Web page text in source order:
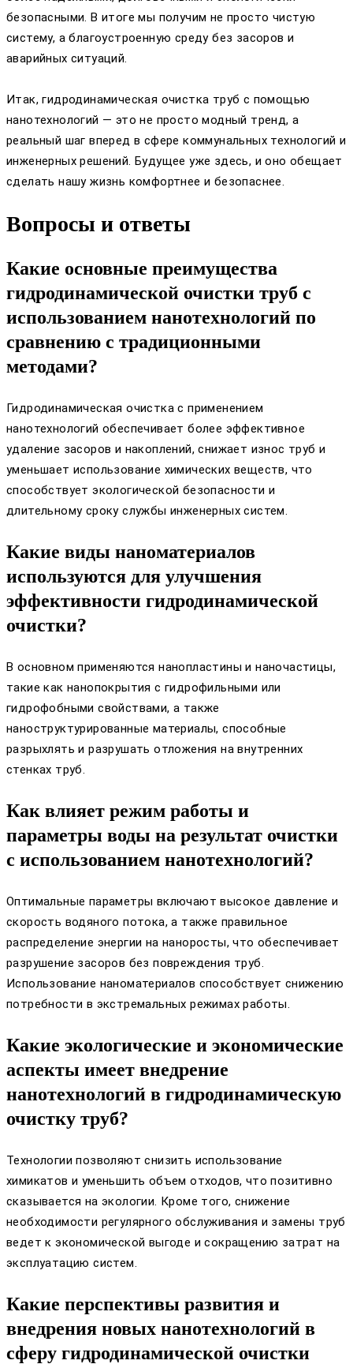
безопасными. В итоге мы получим не просто чистую
систему, а благоустроенную среду без засоров и
аварийных ситуаций.
Итак, гидродинамическая очистка труб с помощью
нанотехнологий — это не просто модный тренд, а
реальный шаг вперед в сфере коммунальных технологий и
инженерных решений. Будущее уже здесь, и оно обещает
сделать нашу жизнь комфортнее и безопаснее.
Вопросы и ответы
Какие основные преимущества
гидродинамической очистки труб с
использованием нанотехнологий по
сравнению с традиционными
методами?
Гидродинамическая очистка с применением
нанотехнологий обеспечивает более эффективное
удаление засоров и накоплений, снижает износ труб и
уменьшает использование химических веществ, что
способствует экологической безопасности и
длительному сроку службы инженерных систем.
Какие виды наноматериалов
используются для улучшения
эффективности гидродинамической
очистки?
В основном применяются нанопластины и наночастицы,
такие как нанопокрытия с гидрофильными или
гидрофобными свойствами, а также
наноструктурированные материалы, способные
разрыхлять и разрушать отложения на внутренних
стенках труб.
Как влияет режим работы и
параметры воды на результат очистки
с использованием нанотехнологий?
Оптимальные параметры включают высокое давление и
скорость водяного потока, а также правильное
распределение энергии на наноросты, что обеспечивает
разрушение засоров без повреждения труб.
Использование наноматериалов способствует снижению
потребности в экстремальных режимах работы.
Какие экологические и экономические
аспекты имеет внедрение
нанотехнологий в гидродинамическую
очистку труб?
Технологии позволяют снизить использование
химикатов и уменьшить объем отходов, что позитивно
сказывается на экологии. Кроме того, снижение
необходимости регулярного обслуживания и замены труб
ведет к экономической выгоде и сокращению затрат на
эксплуатацию систем.
Какие перспективы развития и
внедрения новых нанотехнологий в
сферу гидродинамической очистки